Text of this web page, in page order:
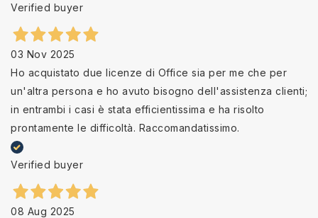
Verified buyer
03 Nov 2025
Ho acquistato due licenze di Office sia per me che per
un'altra persona e ho avuto bisogno dell'assistenza clienti;
in entrambi i casi è stata efficientissima e ha risolto
prontamente le difficoltà. Raccomandatissimo.
Verified buyer
08 Aug 2025